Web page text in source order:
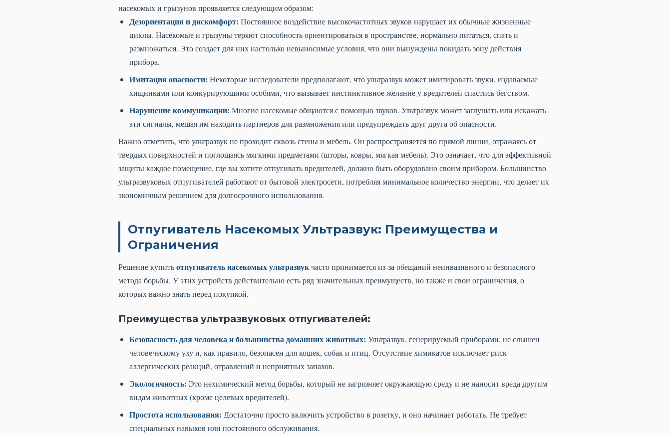
насекомых и грызунов проявляется следующим образом:
Дезориентация и дискомфорт: Постоянное воздействие высокочастотных звуков нарушает их обычные жизненные
циклы. Насекомые и грызуны теряют способность ориентироваться в пространстве, нормально питаться, спать и
размножаться. Это создает для них настолько невыносимые условия, что они вынуждены покидать зону действия
прибора.
Имитация опасности: Некоторые исследователи предполагают, что ультразвук может имитировать звуки, издаваемые
хищниками или конкурирующими особями, что вызывает инстинктивное желание у вредителей спастись бегством.
Нарушение коммуникации: Многие насекомые общаются с помощью звуков. Ультразвук может заглушать или искажать
эти сигналы, мешая им находить партнеров для размножения или предупреждать друг друга об опасности.
Важно отметить, что ультразвук не проходит сквозь стены и мебель. Он распространяется по прямой линии, отражаясь от
твердых поверхностей и поглощаясь мягкими предметами (шторы, ковры, мягкая мебель). Это означает, что для эффективной
защиты каждое помещение, где вы хотите отпугивать вредителей, должно быть оборудовано своим прибором. Большинство
ультразвуковых отпугивателей работают от бытовой электросети, потребляя минимальное количество энергии, что делает их
экономичным решением для долгосрочного использования.
Отпугиватель Насекомых Ультразвук: Преимущества и
Ограничения
Решение купитьотпугиватель насекомых ультразвукчасто принимается из-за обещаний неинвазивного и безопасного
метода борьбы. У этих устройств действительно есть ряд значительных преимуществ, но также и свои ограничения, о
которых важно знать перед покупкой.
Преимущества ультразвуковых отпугивателей:
Безопасность для человека и большинства домашних животных: Ультразвук, генерируемый приборами, не слышен
человеческому уху и, как правило, безопасен для кошек, собак и птиц. Отсутствие химикатов исключает риск
аллергических реакций, отравлений и неприятных запахов.
Экологичность: Это нехимический метод борьбы, который не загрязняет окружающую среду и не наносит вреда другим
видам животных (кроме целевых вредителей).
Простота использования: Достаточно просто включить устройство в розетку, и оно начинает работать. Не требует
специальных навыков или постоянного обслуживания.